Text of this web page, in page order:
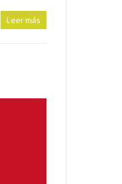
Leer más